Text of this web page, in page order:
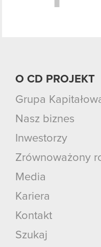
O CD PROJEKT
Grupa
Nasz biznes
Inwestorzy
Zrównoważony
Media
Kariera
Kontakt
Szukaj